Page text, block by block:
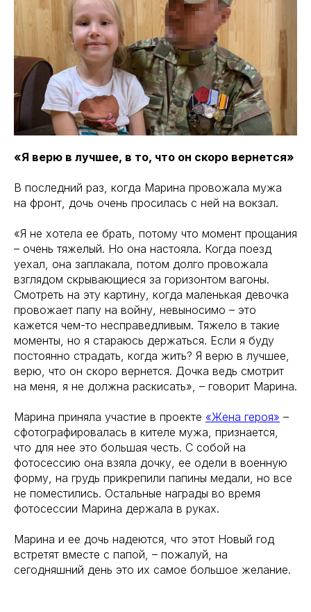
«Я верю в лучшее, в то, что он скоро вернется»
В последний раз, когда Марина провожала мужа
на фронт, дочь очень просилась с ней на вокзал.
«Я не хотела ее брать, потому что момент прощания
– очень тяжелый. Но она настояла. Когда поезд
уехал, она заплакала, потом долго провожала
взглядом скрывающиеся за горизонтом вагоны.
Смотреть на эту картину, когда маленькая девочка
провожает папу на войну, невыносимо – это
кажется чем-то несправедливым. Тяжело в такие
моменты, но я стараюсь держаться. Если я буду
постоянно страдать, когда жить? Я верю в лучшее,
верю, что он скоро вернется. Дочка ведь смотрит
на меня, я не должна раскисать», – говорит Марина.
Марина приняла участие в проекте «Жена героя» –
сфотографировалась в кителе мужа, признается,
что для нее это большая честь. С собой на
фотосессию она взяла дочку, ее одели в военную
форму, на грудь прикрепили папины медали, но все
не поместились. Остальные награды во время
фотосессии Марина держала в руках.
Марина и ее дочь надеются, что этот Новый год
встретят вместе с папой, – пожалуй, на
сегодняшний день это их самое большое желание.